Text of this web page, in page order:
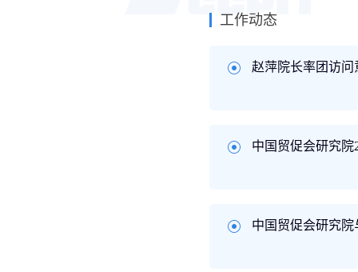
工作动态
赵萍院长率团访
中国贸促会研究院
中国贸促会研究